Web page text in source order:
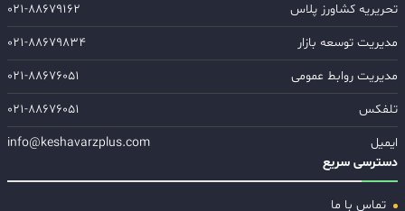
تحریریه کشاورز پلاس
۰۲۱-۸۸۶۷۹۱۶۲
مدیریت توسعه بازار
۰۲۱-۸۸۶۷۹۸۳۴
مدیریت روابط عمومی
۰۲۱-۸۸۶۷۶۰۵۱
تلفکس
۰۲۱-۸۸۶۷۶۰۵۱
ایمیل
info@keshavarzplus.com
دسترسی سریع
تماس با ما